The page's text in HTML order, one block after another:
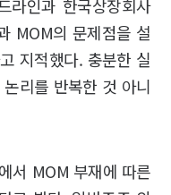
라인과 한국상장회사
MOM의 문제점을 설
지적했다. 충분한 실
리를 반복한 것 아니
서 MOM 부재에 따른